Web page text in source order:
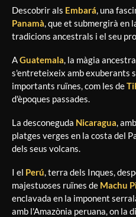
Descobrir als Embará , una
Panamà , que et submergirà en
tradicions ancestrals i el seu
AGuatemala , la màgia
s'entreteixeix amb exuberants
importants ruïnes, com les de
d'èpoques passades.
La desconeguda Nicaragua ,
platges verges en la costa del
dels seus volcans.
I el Perú , terra dels Inques,
majestuoses ruïnes de Machu
enclavada en la imponent
amb l'Amazònia peruana, on la